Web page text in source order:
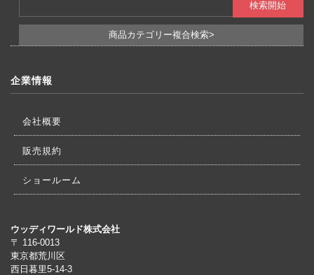
商品カテゴリー複合検索>
企業情報
会社概要
販売規約
ショールーム
ウッディワールド株式会社
〒 116-0013
東京都荒川区
西日暮里5-14-3